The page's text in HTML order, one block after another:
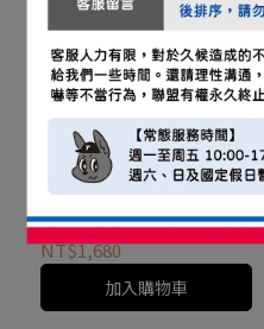
版短袖風衣
NT$1,680
加入購物車